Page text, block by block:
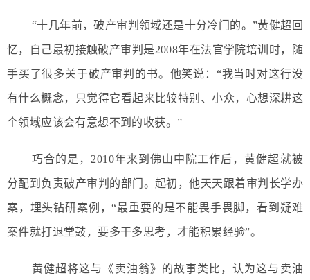
“十几年前，破产审判领域还是十分冷门的。”黄健超回
忆，自己最初接触破产审判是2008年在法官学院培训时，随
手买了很多关于破产审判的书。他笑说：“我当时对这行没
有什么概念，只觉得它看起来比较特别、小众，心想深耕这
个领域应该会有意想不到的收获。”
巧合的是，2010年来到佛山中院工作后，黄健超就被
分配到负责破产审判的部门。起初，他天天跟着审判长学办
案，埋头钻研案例，“最重要的是不能畏手畏脚，看到疑难
案件就打退堂鼓，要多干多思考，才能积累经验”。
黄健超将这与《卖油翁》的故事类比，认为这与卖油